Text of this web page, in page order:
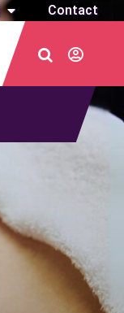
Contact